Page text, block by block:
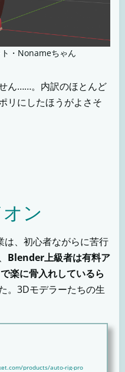
・Nonameちゃん
ん……。内訳のほとんど
リにしたほうがよさそ
ン
、初心者ながらに苦行
Blender上級者は有料ア
楽に骨入れしているら
。3Dモデラーたちの生
products/auto-rig-pro